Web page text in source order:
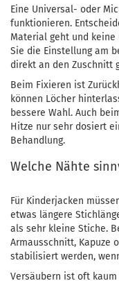
Eine Universal- oder
funktionieren.
Material geht und keine
Sie die Einstellung am
direkt an den Zuschnitt
Beim Fixieren ist
können Löcher
bessere Wahl. Auch
Hitze nur sehr dosiert
Behandlung.
Welche Nähte
Für Kinderjacken
etwas längere
als sehr kleine Stiche.
Armausschnitt, Kapuze
stabilisiert werden,
Versäubern ist oft